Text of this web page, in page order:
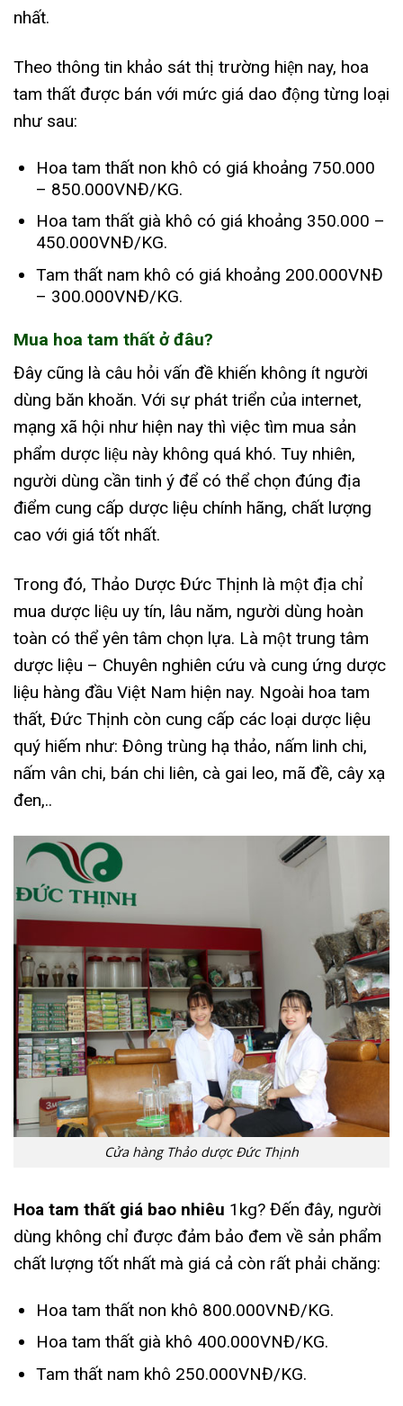
nhất.
Theo thông tin khảo sát thị trường hiện nay, hoa
tam thất được bán với mức giá dao động từng loại
như sau:
Hoa tam thất non khô có giá khoảng 750.000
– 850.000VNĐ/KG.
Hoa tam thất già khô có giá khoảng 350.000 –
450.000VNĐ/KG.
Tam thất nam khô có giá khoảng 200.000VNĐ
– 300.000VNĐ/KG.
Mua hoa tam thất ở đâu?
Đây cũng là câu hỏi vấn đề khiến không ít người
dùng băn khoăn. Với sự phát triển của internet,
mạng xã hội như hiện nay thì việc tìm mua sản
phẩm dược liệu này không quá khó. Tuy nhiên,
người dùng cần tinh ý để có thể chọn đúng địa
điểm cung cấp dược liệu chính hãng, chất lượng
cao với giá tốt nhất.
Trong đó, Thảo Dược Đức Thịnh là một địa chỉ
mua dược liệu uy tín, lâu năm, người dùng hoàn
toàn có thể yên tâm chọn lựa. Là một trung tâm
dược liệu – Chuyên nghiên cứu và cung ứng dược
liệu hàng đầu Việt Nam hiện nay. Ngoài hoa tam
thất, Đức Thịnh còn cung cấp các loại dược liệu
quý hiếm như: Đông trùng hạ thảo, nấm linh chi,
nấm vân chi, bán chi liên, cà gai leo, mã đề, cây xạ
đen,..
Cửa hàng Thảo dược Đức Thịnh
Hoa tam thất giá bao nhiêu 1kg? Đến đây, người
dùng không chỉ được đảm bảo đem về sản phẩm
chất lượng tốt nhất mà giá cả còn rất phải chăng:
Hoa tam thất non khô 800.000VNĐ/KG.
Hoa tam thất già khô 400.000VNĐ/KG.
Tam thất nam khô 250.000VNĐ/KG.